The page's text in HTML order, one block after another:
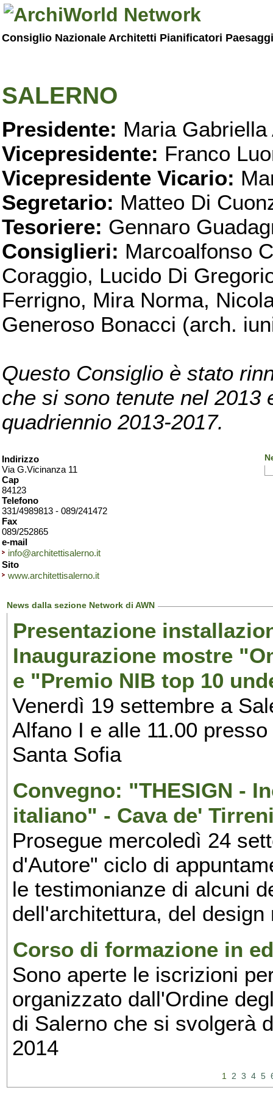
Consiglio Nazionale Architetti Pianificatori
SALERNO
Presidente: Maria Gabriella
Vicepresidente: Franco
Vicepresidente Vicario:
Segretario: Matteo Di
Tesoriere: Gennaro
Consiglieri: Marcoalfonso
Coraggio, Lucido Di
Ferrigno, Mira Norma,
Generoso Bonacci (arch.
Questo Consiglio è stato
che si sono tenute nel 2013
quadriennio 2013-2017.
Indirizzo
Via G.Vicinanza 11
Cap
84123
Telefono
331/4989813 - 089/241472
Fax
089/252865
e-mail
info@architettisalerno.it
Sito
www.architettisalerno.it
News dalla sezione Network di AWN
Presentazione
Inaugurazione mostre
e "Premio NIB top 10
Venerdì 19 settembre a
Alfano I e alle 11.00
Santa Sofia
Convegno: "THESIGN -
italiano" - Cava de'
Prosegue mercoledì 24
d'Autore" ciclo di
le testimonianze di alcuni
dell'architettura, del
Corso di formazione in
Sono aperte le iscrizioni
organizzato dall'Ordine
di Salerno che si svolgerà
2014
1 2 3 4 5